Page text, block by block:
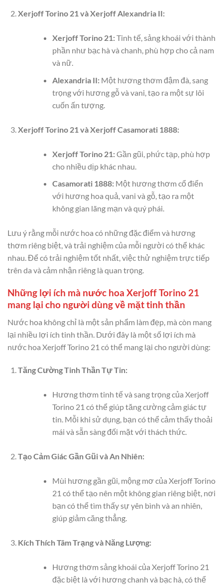
Xerjoff Torino 21 và Xerjoff Alexandria II:
Xerjoff Torino 21:Tinh tế, sảng khoái với thành
phần như bạc hà và chanh, phù hợp cho cả nam
và nữ.
Alexandria II:Một hương thơm đậm đà, sang
trọng với hương gỗ và vani, tạo ra một sự lôi
cuốn ấn tượng.
Xerjoff Torino 21 và Xerjoff Casamorati 1888:
Xerjoff Torino 21:Gần gũi, phức tạp, phù hợp
cho nhiều dịp khác nhau.
Casamorati 1888:Một hương thơm cổ điển
với hương hoa quả, vani và gỗ, tạo ra một
không gian lãng mạn và quý phái.
Lưu ý rằng mỗi nước hoa có những đặc điểm và hương
thơm riêng biệt, và trải nghiệm của mỗi người có thể khác
nhau. Để có trải nghiệm tốt nhất, việc thử nghiệm trực tiếp
trên da và cảm nhận riêng là quan trọng.
Những lợi ích mà nước hoa Xerjoff Torino 21
mang lại cho người dùng về mặt tinh thần
Nước hoa không chỉ là một sản phẩm làm đẹp, mà còn mang
lại nhiều lợi ích tinh thần. Dưới đây là một số lợi ích mà
nước hoa Xerjoff Torino 21 có thể mang lại cho người dùng:
Tăng Cường Tinh Thần Tự Tin:
Hương thơm tinh tế và sang trọng của Xerjoff
Torino 21 có thể giúp tăng cường cảm giác tự
tin. Mỗi khi sử dụng, bạn có thể cảm thấy thoải
mái và sẵn sàng đối mặt với thách thức.
Tạo Cảm Giác Gần Gũi và An Nhiên:
Mùi hương gần gũi, mộng mơ của Xerjoff Torino
21 có thể tạo nên một không gian riêng biệt, nơi
bạn có thể tìm thấy sự yên bình và an nhiên,
giúp giảm căng thẳng.
Kích Thích Tâm Trạng và Năng Lượng:
Hương thơm sảng khoái của Xerjoff Torino 21
đặc biệt là với hương chanh và bạc hà, có thể